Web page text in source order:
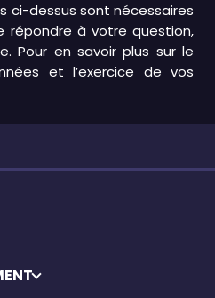
ci-dessus sont nécessaires
répondre à votre question,
Pour en savoir plus sur le
et l’exercice de vos